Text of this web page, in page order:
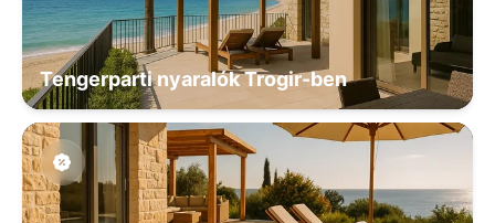
Tengerparti nyaralók Trogir-ben